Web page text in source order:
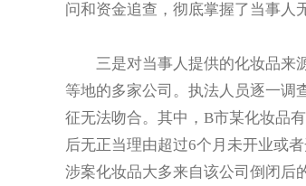
问和资金追查，彻底掌握了当事人
三是对当事人提供的化妆品来
等地的多家公司。执法人员逐一调
征无法吻合。其中，B市某化妆品
后无正当理由超过6个月未开业或
涉案化妆品大多来自该公司倒闭后